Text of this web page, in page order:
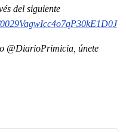
del siguiente
0029VagwIcc4o7qP30kE1D0J
@DiarioPrimicia, únete